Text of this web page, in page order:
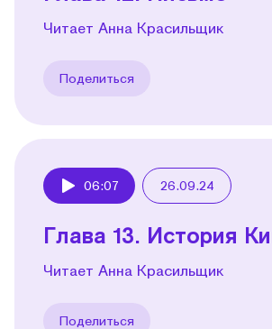
Читает Анна Красильщик
Поделиться
06:07 26.09.24
Глава 13. История
Читает Анна Красильщик
Поделиться